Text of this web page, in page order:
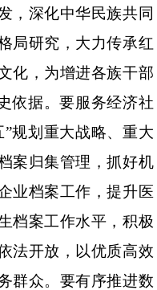
，深化中华民族共同
局研究，大力传承红
化，为增进各族干部
依据。要服务经济社
规划重大战略、重大
案归集管理，抓好机
业档案工作，提升医
档案工作水平，积极
法开放，以优质高效
群众。要有序推进数